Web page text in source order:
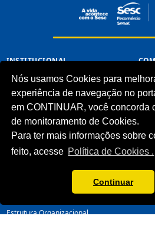
Nós usamos Cookies para
experiência de navegação no
em CONTINUAR, você concorda
de monitoramento de Cookies.
Para ter mais informações sobre
feito, acesse Política de Cookies .
Continuar
INSTITUCIONAL
Processos Seletivos (Antigos)
Licitações
Notícias
Imprensa
Fale Conosco
Biblioteca
CONHEÇA
Sistema Fecomércio
Estrutura Organizacional
Senac